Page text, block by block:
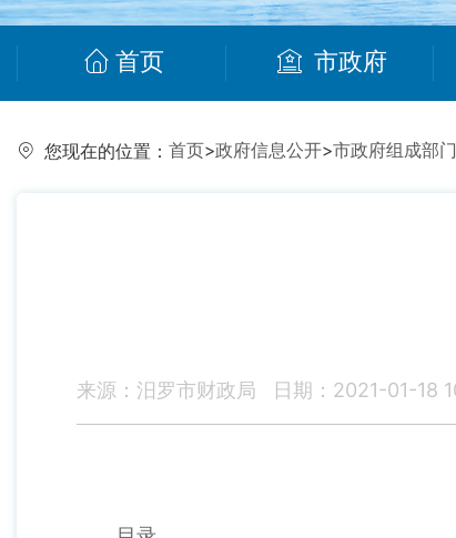
首页 市政府
您现在的位置： 首页>政府信息公开>市政府组成部门
来源：汨罗市财政局 日期：2021-01-18